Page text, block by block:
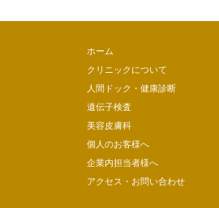
ホーム
クリニックについて
人間ドック・健康診断
遺伝子検査
美容皮膚科
個人のお客様へ
企業内担当者様へ
アクセス・お問い合わせ